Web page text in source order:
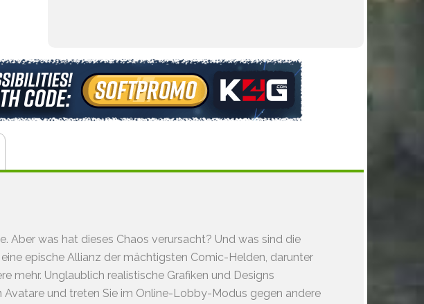
Aber was hat dieses Chaos verursacht? Und was sind die
epische Allianz der mächtigsten Comic-Helden, darunter
mehr. Unglaublich realistische Grafiken und Designs
Avatare und treten Sie im Online-Lobby-Modus gegen andere